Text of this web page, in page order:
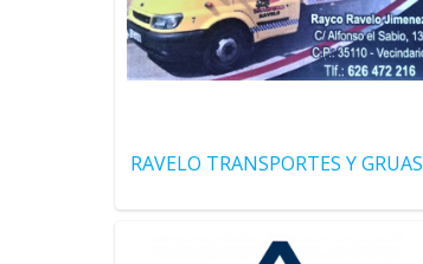
RAVELO TRANSPORTES Y GRUAS